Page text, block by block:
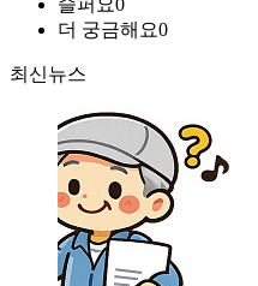
슬퍼요0
더 궁금해요0
최신뉴스